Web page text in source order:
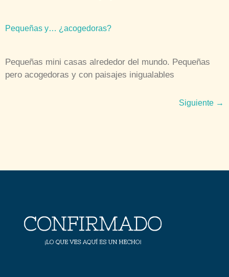
Pequeñas y… ¿acogedoras?
Pequeñas mini casas alrededor del mundo. Pequeñas
pero acogedoras y con paisajes inigualables
Siguiente →